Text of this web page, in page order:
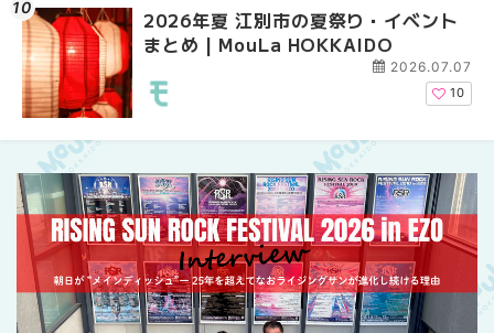
2026年夏 江別市の夏祭り・イベント
まとめ | MouLa HOKKAIDO
2026.07.07
10
札幌の麻辣湯（マーラ
め専門店9選！本場の
新店まで徹底比較 |
札幌の麻辣湯（マーラ
め専門店6選！本場の
新店まで徹底比較 |